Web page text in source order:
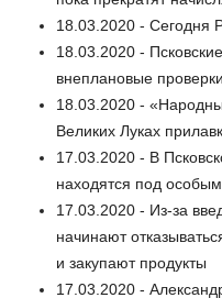
18.03.2020 - Сегодня
18.03.2020 -
внеплановые
18.03.2020 -
Великих Луках
17.03.2020 - В
находятся под
17.03.2020 - Из-за
начинают
и закупают продукты
17.03.2020 -